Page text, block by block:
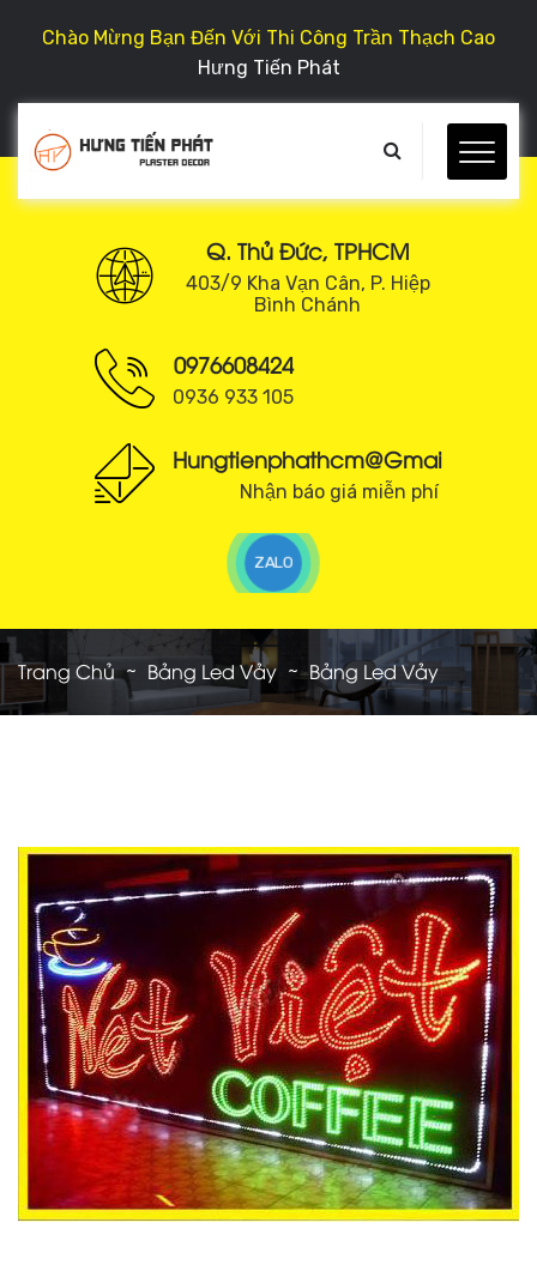
Chào Mừng Bạn Đến Với Thi Công Trần Thạch Cao
Hưng Tiến Phát
Q. Thủ Đức, TPHCM
403/9 Kha Vạn Cân, P. Hiệp
Bình Chánh
0976608424
0936 933 105
Hungtienphathcm@gmail.com
Nhận báo giá miễn phí
ZALO
Trang Chủ Bảng Led Vảy Bảng Led Vảy